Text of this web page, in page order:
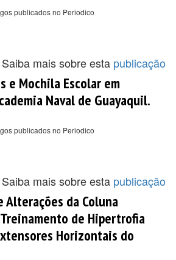
publicados no Periodico
Saiba mais sobre esta publicação
e Mochila Escolar em
Naval de Guayaquil.
publicados no Periodico
Saiba mais sobre esta publicação
Alterações da Coluna
de Hipertrofia
Horizontais do